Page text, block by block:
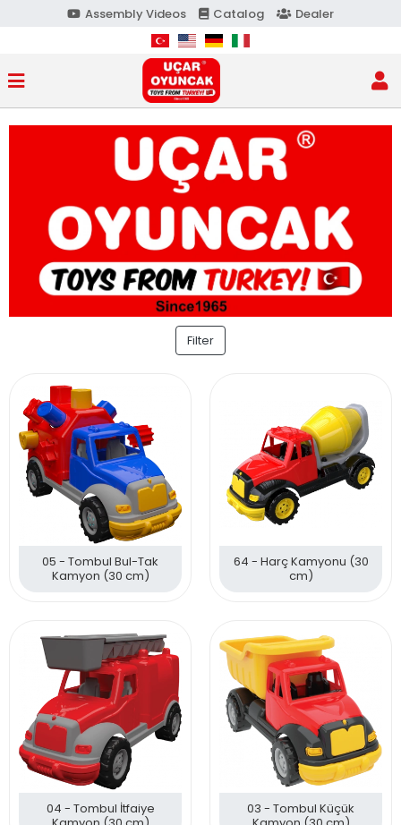
Assembly Videos Catalog Dealer
Filter
05 - Tombul Bul-Tak
Kamyon (30 cm)
64 - Harç Kamyonu (30
cm)
04 - Tombul İtfaiye
03 - Tombul Küçük